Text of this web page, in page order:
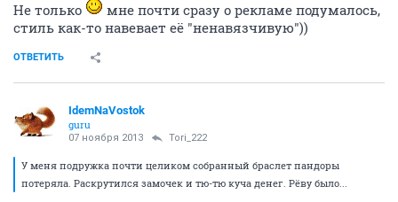
Не только
мне почти сразу о рекламе подумалось,
стиль как-то навевает её "ненавязчивую"))
ОТВЕТИТЬ
IdemNaVostok
guru
07 ноября 2013 Tori_222
У меня подружка почти целиком собранный браслет пандоры
потеряла. Раскрутился замочек и тю-тю куча денег. Рёву было...